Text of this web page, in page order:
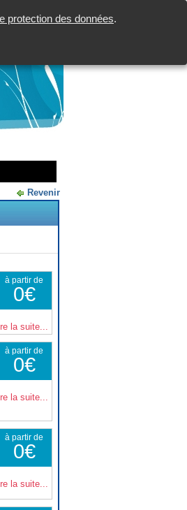
protection des données.
Revenir
à partir de
0€
la suite...
à partir de
0€
la suite...
à partir de
0€
la suite...